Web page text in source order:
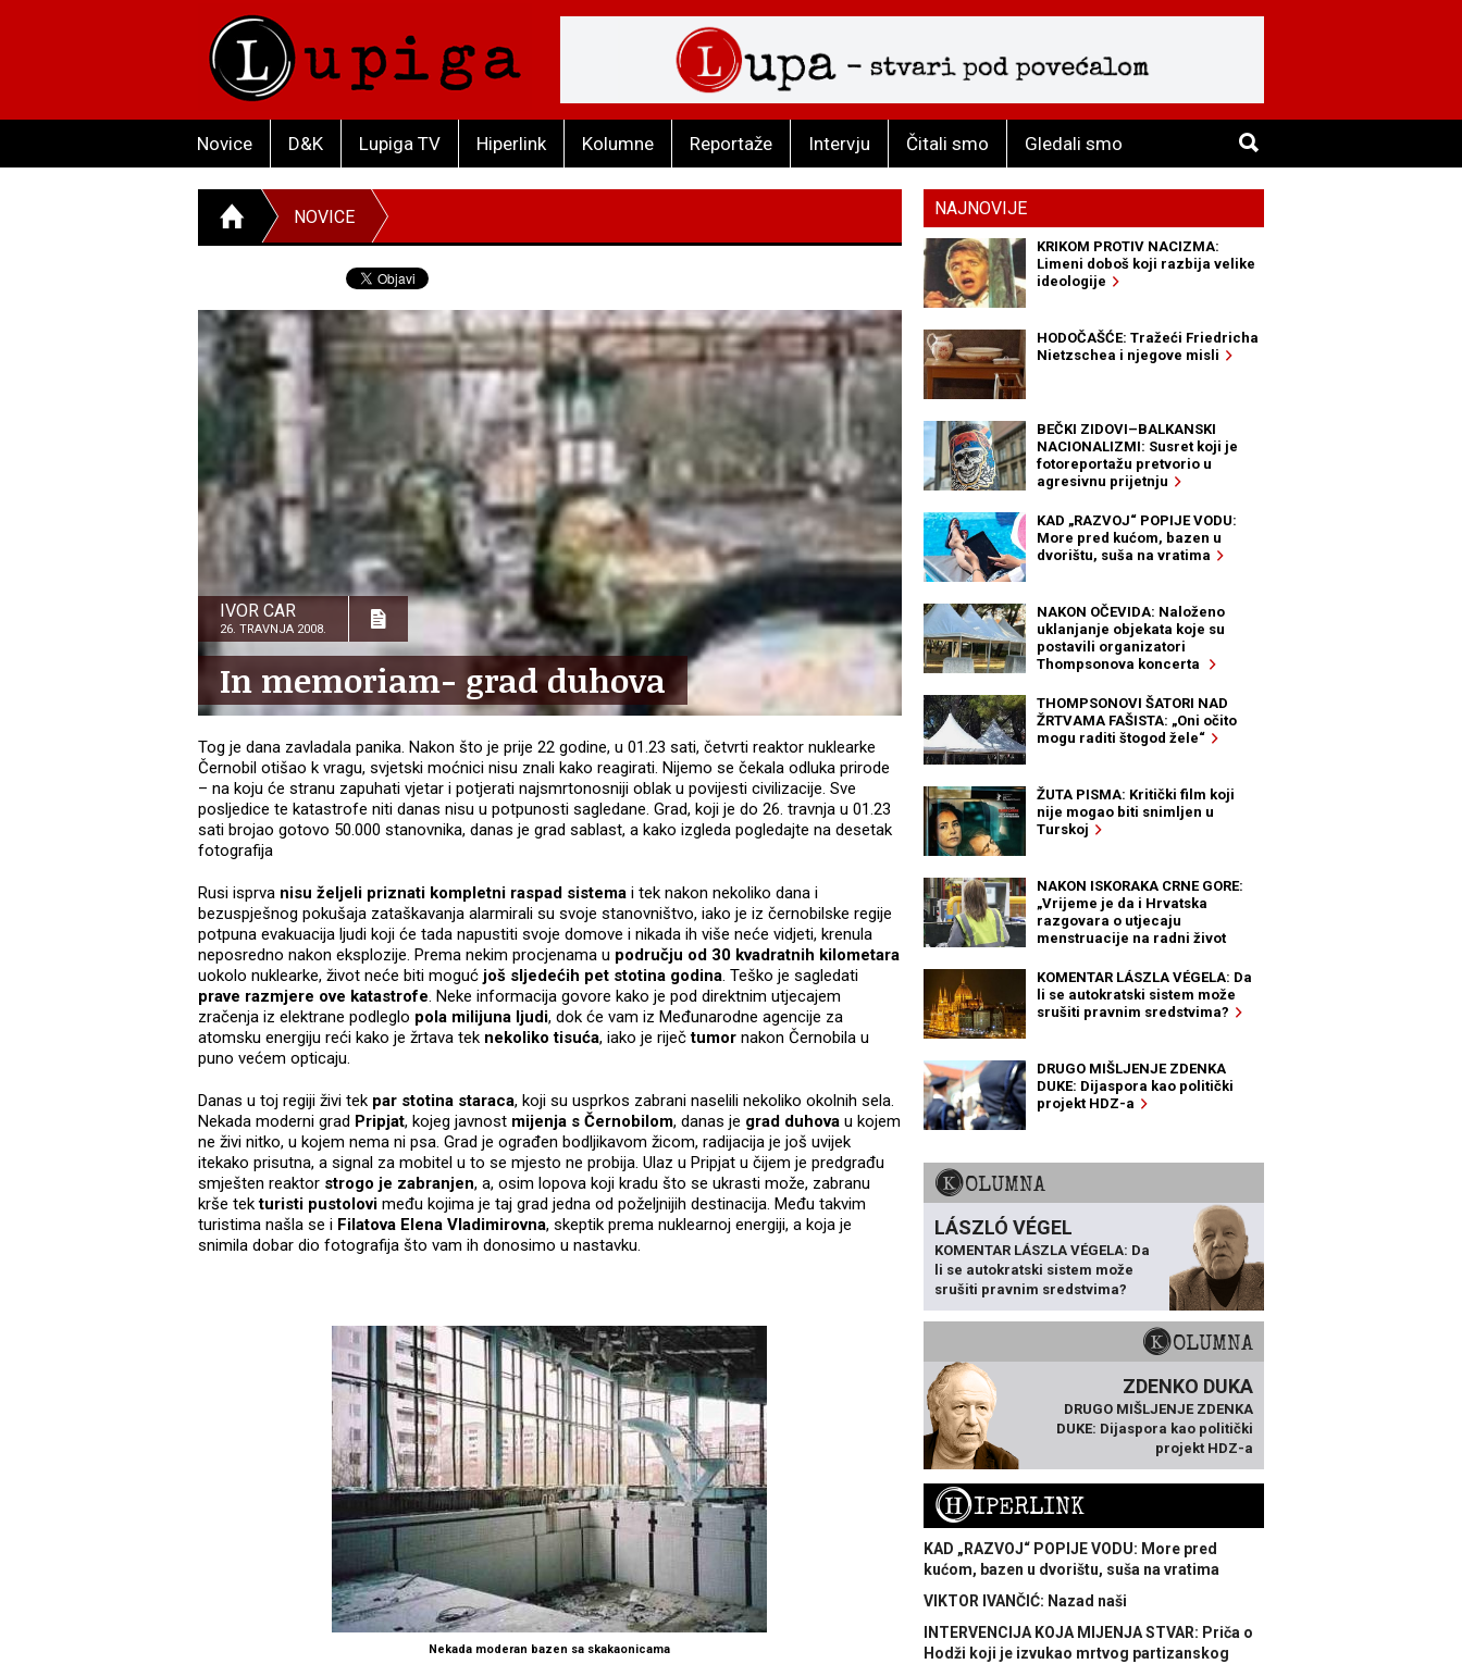
Novice D&K Lupiga TV Hiperlink Kolumne Reportaže Intervju Čitali smo Gledali smo
NOVICE
IVOR CAR
26. TRAVNJA 2008.
In memoriam- grad duhova
Tog je dana zavladala panika. Nakon što je prije 22 godine, u 01.23 sati, četvrti reaktor nuklearke
Černobil otišao k vragu, svjetski moćnici nisu znali kako reagirati. Nijemo se čekala odluka prirode
– na koju će stranu zapuhati vjetar i potjerati najsmrtonosniji oblak u povijesti civilizacije. Sve
posljedice te katastrofe niti danas nisu u potpunosti sagledane. Grad, koji je do 26. travnja u 01.23
sati brojao gotovo 50.000 stanovnika, danas je grad sablast, a kako izgleda pogledajte na desetak
fotografija
Rusi isprva nisu željeli priznati kompletni raspad sistema i tek nakon nekoliko dana i
bezuspješnog pokušaja zataškavanja alarmirali su svoje stanovništvo, iako je iz černobilske regije
potpuna evakuacija ljudi koji će tada napustiti svoje domove i nikada ih više neće vidjeti, krenula
neposredno nakon eksplozije. Prema nekim procjenama u području od 30 kvadratnih kilometara
uokolo nuklearke, život neće biti moguć još sljedećih pet stotina godina. Teško je sagledati
prave razmjere ove katastrofe. Neke informacija govore kako je pod direktnim utjecajem
zračenja iz elektrane podleglo pola milijuna ljudi, dok će vam iz Međunarodne agencije za
atomsku energiju reći kako je žrtava tek nekoliko tisuća, iako je riječtumor nakon Černobila u
puno većem opticaju.
Danas u toj regiji živi tek par stotina staraca, koji su usprkos zabrani naselili nekoliko okolnih sela.
Nekada moderni grad Pripjat, kojeg javnost mijenja s Černobilom, danas je grad duhova u kojem
ne živi nitko, u kojem nema ni psa. Grad je ograđen bodljikavom žicom, radijacija je još uvijek
itekako prisutna, a signal za mobitel u to se mjesto ne probija. Ulaz u Pripjat u čijem je predgrađu
smješten reaktor strogo je zabranjen, a, osim lopova koji kradu što se ukrasti može, zabranu
krše tekturisti pustolovi među kojima je taj grad jedna od poželjnijih destinacija. Među takvim
turistima našla se i Filatova Elena Vladimirovna, skeptik prema nuklearnoj energiji, a koja je
snimila dobar dio fotografija što vam ih donosimo u nastavku.
Nekada moderan bazen sa skakaonicama
NAJNOVIJE
KRIKOM PROTIV NACIZMA:
Limeni doboš koji razbija velike
ideologije
HODOČAŠĆE: Tražeći Friedricha
Nietzschea i njegove misli
BEČKI ZIDOVI–BALKANSKI
NACIONALIZMI: Susret koji je
fotoreportažu pretvorio u
agresivnu prijetnju
KAD „RAZVOJ“ POPIJE VODU:
More pred kućom, bazen u
dvorištu, suša na vratima
NAKON OČEVIDA: Naloženo
uklanjanje objekata koje su
postavili organizatori
Thompsonova koncerta
THOMPSONOVI ŠATORI NAD
ŽRTVAMA FAŠISTA: „Oni očito
mogu raditi štogod žele“
ŽUTA PISMA: Kritički film koji
nije mogao biti snimljen u
Turskoj
NAKON ISKORAKA CRNE GORE:
„Vrijeme je da i Hrvatska
razgovara o utjecaju
menstruacije na radni život
KOMENTAR LÁSZLA VÉGELA: Da
li se autokratski sistem može
srušiti pravnim sredstvima?
DRUGO MIŠLJENJE ZDENKA
DUKE: Dijaspora kao politički
projekt HDZ-a
KOLUMNA
LÁSZLÓ VÉGEL
KOMENTAR LÁSZLA VÉGELA: Da
li se autokratski sistem može
srušiti pravnim sredstvima?
KOLUMNA
ZDENKO DUKA
DRUGO MIŠLJENJE ZDENKA
DUKE: Dijaspora kao politički
projekt HDZ-a
HIPERLINK
KAD „RAZVOJ“ POPIJE VODU: More pred
kućom, bazen u dvorištu, suša na vratima
VIKTOR IVANČIĆ: Nazad naši
INTERVENCIJA KOJA MIJENJA STVAR: Priča o
Hodži koji je izvukao mrtvog partizanskog